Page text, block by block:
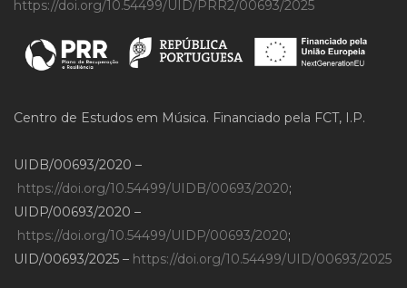
https://doi.org/10.54499/UID/PRR2/00693/2025
Centro de Estudos em Música. Financiado pela FCT, I.P.
UIDB/00693/2020 –
https://doi.org/10.54499/UIDB/00693/2020;
UIDP/00693/2020 –
https://doi.org/10.54499/UIDP/00693/2020;
UID/00693/2025 – https://doi.org/10.54499/UID/00693/2025